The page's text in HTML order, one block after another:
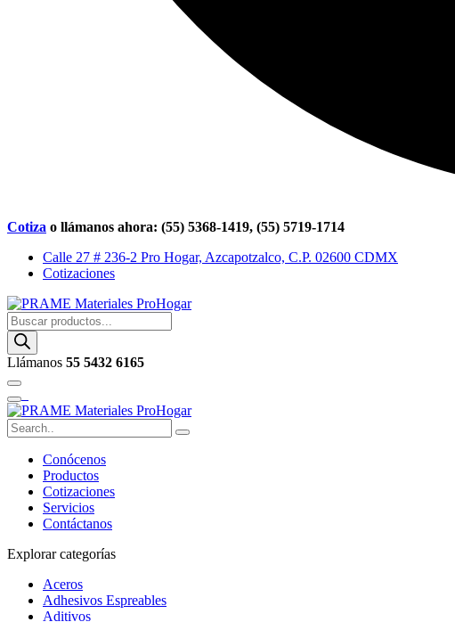
Cotiza o llámanos ahora: (55) 5368-1419, (55) 5719-1714
Calle 27 # 236-2 Pro Hogar, Azcapotzalco, C.P. 02600 CDMX
Cotizaciones
Buscar
productos
Llámanos 55 5432 6165
Conócenos
Productos
Cotizaciones
Servicios
Contáctanos
Explorar categorías
Aceros
Adhesivos Espreables
Aditivos